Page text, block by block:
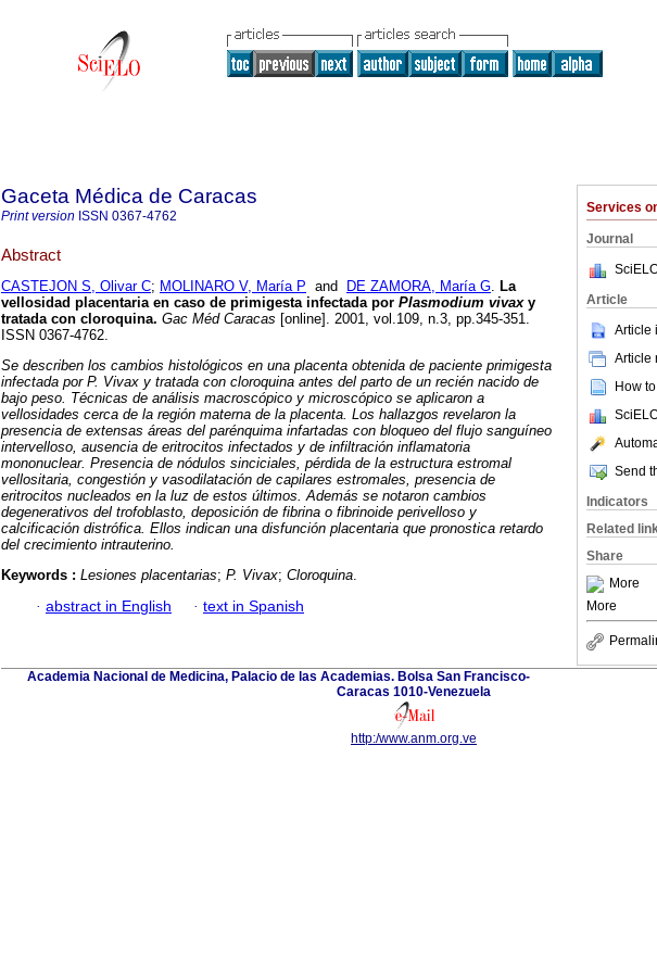
Services
Journal
Article
Article
Article
How
Send
Indicators
Related
Share
More
More
Gaceta Médica de Caracas
Print version ISSN 0367-4762
Abstract
CASTEJON S, Olivar C; MOLINARO V, María P and DE ZAMORA, María G. La
vellosidad placentaria en caso de primigesta infectada por Plasmodium vivax y
tratada con cloroquina. Gac Méd Caracas [online]. 2001, vol.109, n.3, pp.345-351.
ISSN 0367-4762.
Se describen los cambios histológicos en una placenta obtenida de paciente primigesta
infectada por P. Vivax y tratada con cloroquina antes del parto de un recién nacido de
bajo peso. Técnicas de análisis macroscópico y microscópico se aplicaron a
vellosidades cerca de la región materna de la placenta. Los hallazgos revelaron la
presencia de extensas áreas del parénquima infartadas con bloqueo del flujo sanguíneo
intervelloso, ausencia de eritrocitos infectados y de infiltración inflamatoria
mononuclear. Presencia de nódulos sinciciales, pérdida de la estructura estromal
vellositaria, congestión y vasodilatación de capilares estromales, presencia de
eritrocitos nucleados en la luz de estos últimos. Además se notaron cambios
degenerativos del trofoblasto, deposición de fibrina o fibrinoide perivelloso y
calcificación distrófica. Ellos indican una disfunción placentaria que pronostica retardo
del crecimiento intrauterino.
Keywords : Lesiones placentarias; P. Vivax; Cloroquina.
· abstract in English · text in Spanish
Academia Nacional de Medicina, Palacio de las Academias. Bolsa San Francisco-
Caracas 1010-Venezuela
http:/www.anm.org.ve